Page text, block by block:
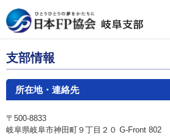
支部情報
所在地・連絡先
〒500-8833
岐阜県岐阜市神田町９丁目２０ G-Front 802